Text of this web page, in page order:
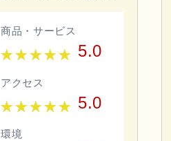
商品・サービス
5.0
アクセス
5.0
環境